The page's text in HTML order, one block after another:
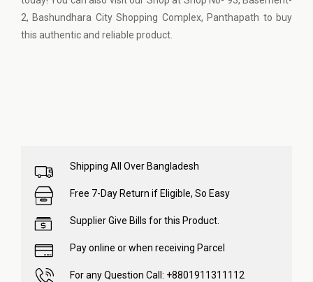
2, Bashundhara City Shopping Complex, Panthapath to buy
this authentic and reliable product.
Shipping All Over Bangladesh
Free 7-Day Return if Eligible, So Easy
Supplier Give Bills for this Product.
Pay online or when receiving Parcel
For any Question Call: +8801911311112